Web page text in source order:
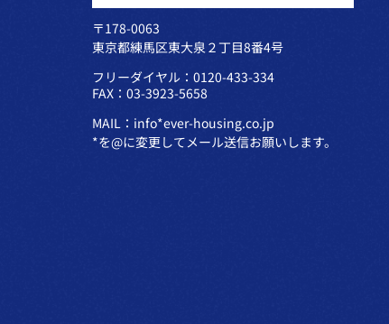
〒178-0063
東京都練馬区東大泉２丁目8番4号
フリーダイヤル：0120-433-334
FAX：03-3923-5658
MAIL：info*ever-housing.co.jp
*を@に変更してメール送信お願いします。